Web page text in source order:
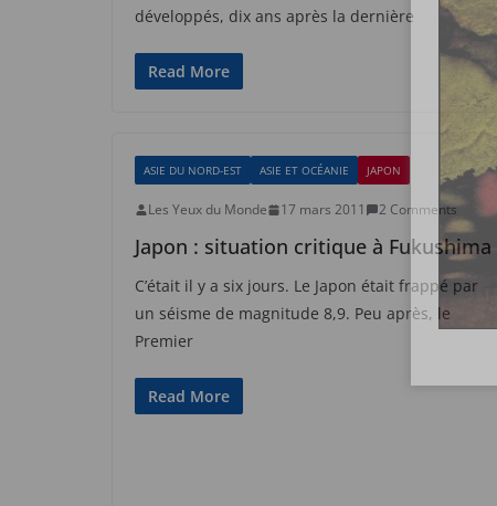
développés, dix ans après la dernière
Read More
ASIE DU NORD-EST ASIE ET OCÉANIE JAPON
Les Yeux du Monde 17 mars 2011 2 Comments
Japon : situation critique à Fukushima
C’était il y a six jours. Le Japon était frappé par
un séisme de magnitude 8,9. Peu après, le
Premier
Read More